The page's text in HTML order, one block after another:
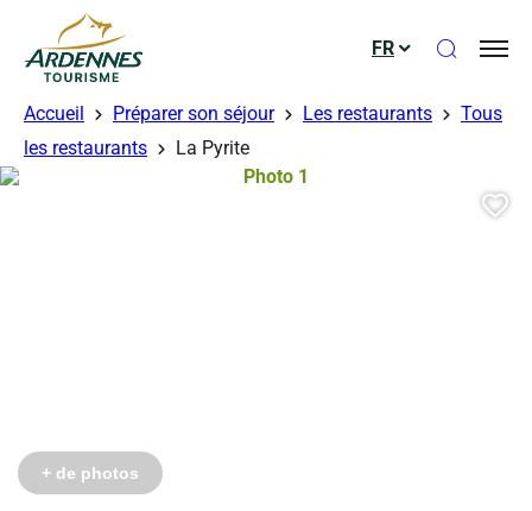
ADT des Ardennes
FR Ouvrir
Accueil Préparer son séjour Les restaurants
Tous
les restaurants
La Pyrite
Photo 1, © Droits libres – mr jean
+ de photos